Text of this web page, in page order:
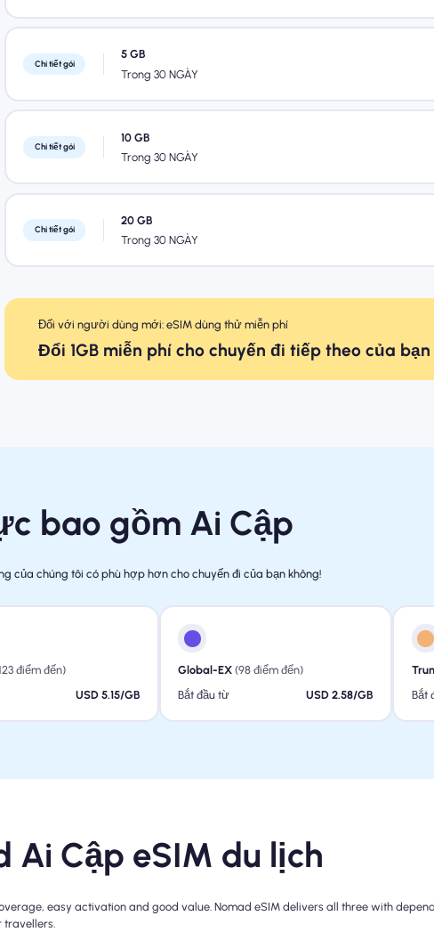
Chi tiết gói
5 GB
Trong 30 NGÀY
Chi tiết gói
10 GB
Trong 30 NGÀY
Chi tiết gói
20 GB
Trong 30 NGÀY
Đối với người dùng mới: eSIM dùng thử miễn phí
Đổi 1GB miễn phí cho chuyến đi tiếp theo của bạn
bao gồm Ai Cập
của chúng tôi có phù hợp hơn cho chuyến đi của bạn không!
điểm đến)
USD 5.15/GB
Global-EX (98 điểm đến)
Bắt đầu từ
USD 2.58/GB
Bắt
Ai Cập eSIM du lịch
easy activation and good value. Nomad eSIM delivers all three with
travellers.